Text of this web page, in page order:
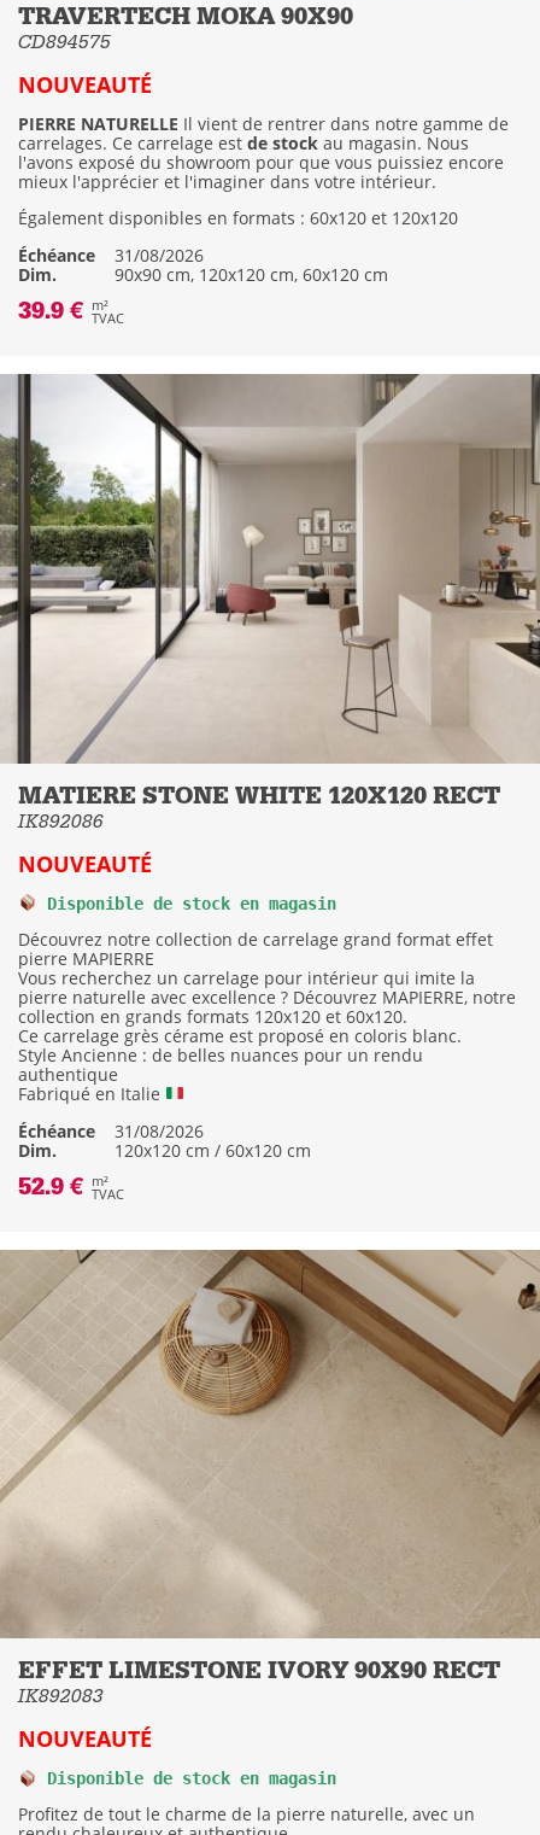
TRAVERTECH MOKA 90X90
CD894575
NOUVEAUTÉ
PIERRE NATURELLE Il vient de rentrer dans notre gamme de
carrelages. Ce carrelage est de stock au magasin. Nous
l'avons exposé du showroom pour que vous puissiez encore
mieux l'apprécier et l'imaginer dans votre intérieur.
Également disponibles en formats : 60x120 et 120x120
Échéance
31/08/2026
Dim.
90x90 cm, 120x120 cm, 60x120 cm
39.9 € m²
TVAC
MATIERE STONE WHITE 120X120 RECT
IK892086
NOUVEAUTÉ
Disponible de stock en magasin
Découvrez notre collection de carrelage grand format effet
pierre MAPIERRE
Vous recherchez un carrelage pour intérieur qui imite la
pierre naturelle avec excellence ? Découvrez MAPIERRE, notre
collection en grands formats 120x120 et 60x120.
Ce carrelage grès cérame est proposé en coloris blanc.
Style Ancienne : de belles nuances pour un rendu
authentique
Fabriqué en Italie
Échéance
31/08/2026
Dim.
120x120 cm / 60x120 cm
52.9 € m²
TVAC
EFFET LIMESTONE IVORY 90X90 RECT
IK892083
NOUVEAUTÉ
Disponible de stock en magasin
Profitez de tout le charme de la pierre naturelle, avec un